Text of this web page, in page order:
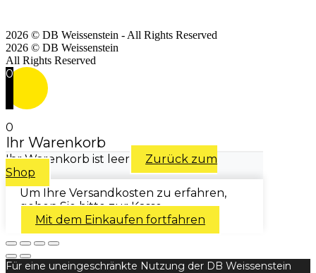
2026 © DB Weissenstein - All Rights Reserved
2026 © DB Weissenstein
All Rights Reserved
0
0
Ihr Warenkorb
Ihr Warenkorb ist leer
Zurück zum
Shop
Um Ihre Versandkosten zu erfahren,
gehen Sie bitte zur Kasse.
Mit dem Einkaufen fortfahren
Für eine uneingeschränkte Nutzung der DB Weissenstein